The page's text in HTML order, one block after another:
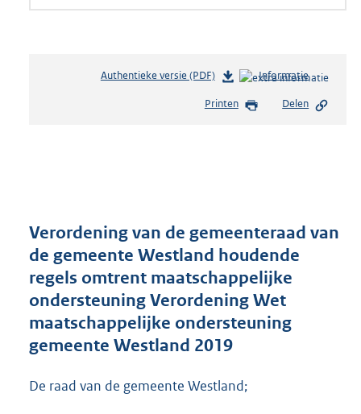
Authentieke versie (PDF)b
s
r
o
t
t
:
b
Informatie
Printen Delen
Verordening van de gemeenteraad van
de gemeente Westland houdende
regels omtrent maatschappelijke
ondersteuning Verordening Wet
maatschappelijke ondersteuning
gemeente Westland 2019
De raad van de gemeente Westland;